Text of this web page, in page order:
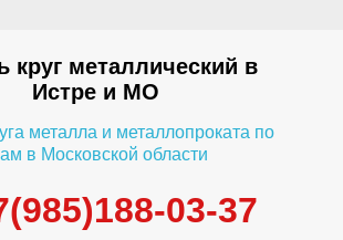
круг металлический в
Истре и МО
металла и металлопроката по
в Московской области
03-37